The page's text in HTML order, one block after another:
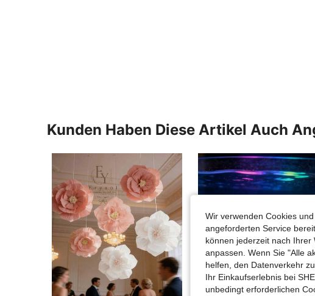
Kunden Haben Diese Artikel Auch
Wir verwenden Cookies
angeforderten Service
können jederzeit nach Ihrer
anpassen. Wenn Sie "Alle
helfen, den Datenverkehr
Ihr Einkaufserlebnis bei
unbedingt erforderlichen